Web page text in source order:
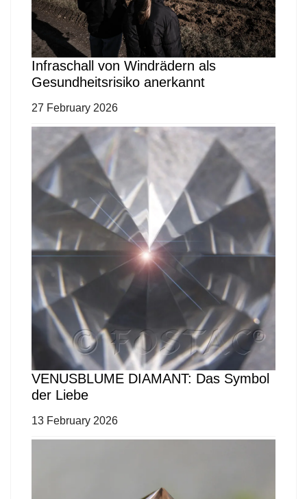
Infraschall von Windrädern als
Gesundheitsrisiko anerkannt
27 February 2026
VENUSBLUME DIAMANT: Das Symbol
der Liebe
13 February 2026